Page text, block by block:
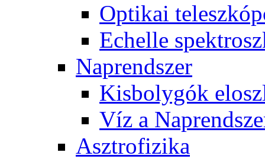
Op­ti­kai
Echel­le
Nap­rend­szer
Kis­boly­gók
Víz a
Aszt­ro­fi­zi­ka